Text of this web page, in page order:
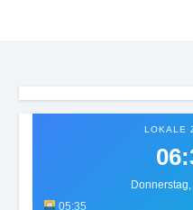
LOKALE
05:35